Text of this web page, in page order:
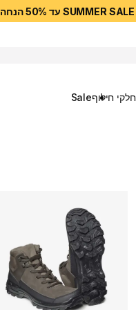
SUMMER SALE עד 50% הנחה 🛍️
חלקי חילוףSale